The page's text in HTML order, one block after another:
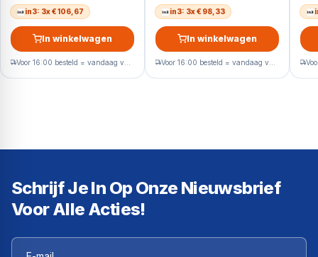
in3: 3x € 106,67
In winkelwagen
in3: 3x € 98,33
In winkelwagen
Schrijf Je In Op Onze Nieuwsbrief
Voor Alle Acties!